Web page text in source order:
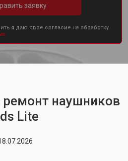
заявку
я даю свое согласие на обработку
ремонт наушников
Lite